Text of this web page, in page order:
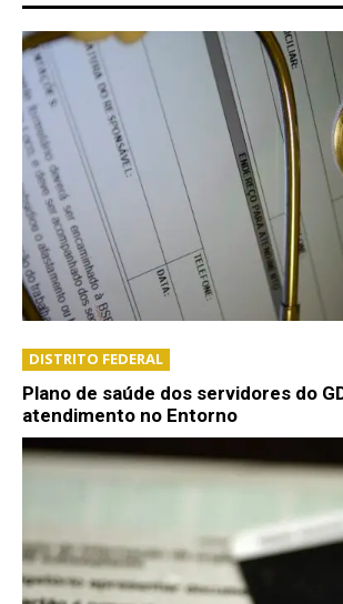
DISTRITO FEDERAL
Plano de saúde dos servidores do
atendimento no Entorno